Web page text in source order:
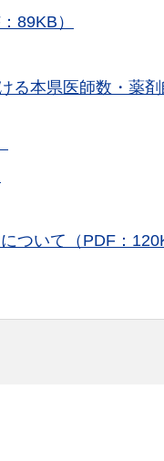
89KB）
る本県医師数・薬
ついて（PDF：